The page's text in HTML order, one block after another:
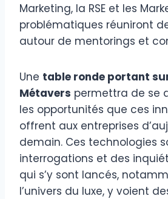
Marketing, la RSE et les
problématiques réuniront
autour de mentorings et
Une table ronde portant sur
Métavers permettra de se
les opportunités que ces
offrent aux entreprises
demain. Ces technologies
interrogations et des
qui s’y sont lancés,
l’univers du luxe, y voient